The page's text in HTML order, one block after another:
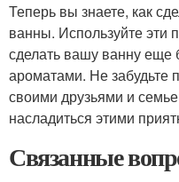
Теперь вы знаете, как
ванны. Используйте эти
сделать вашу ванну
ароматами. Не забудьте
своими друзьями и
насладиться этими
Связанные